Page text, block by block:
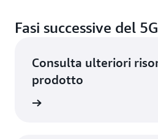
Fasi successive del
Consulta ulteriori
prodotto